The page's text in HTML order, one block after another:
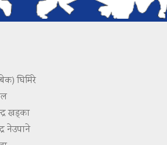
घिमिरे
खड्का
नेउपाने